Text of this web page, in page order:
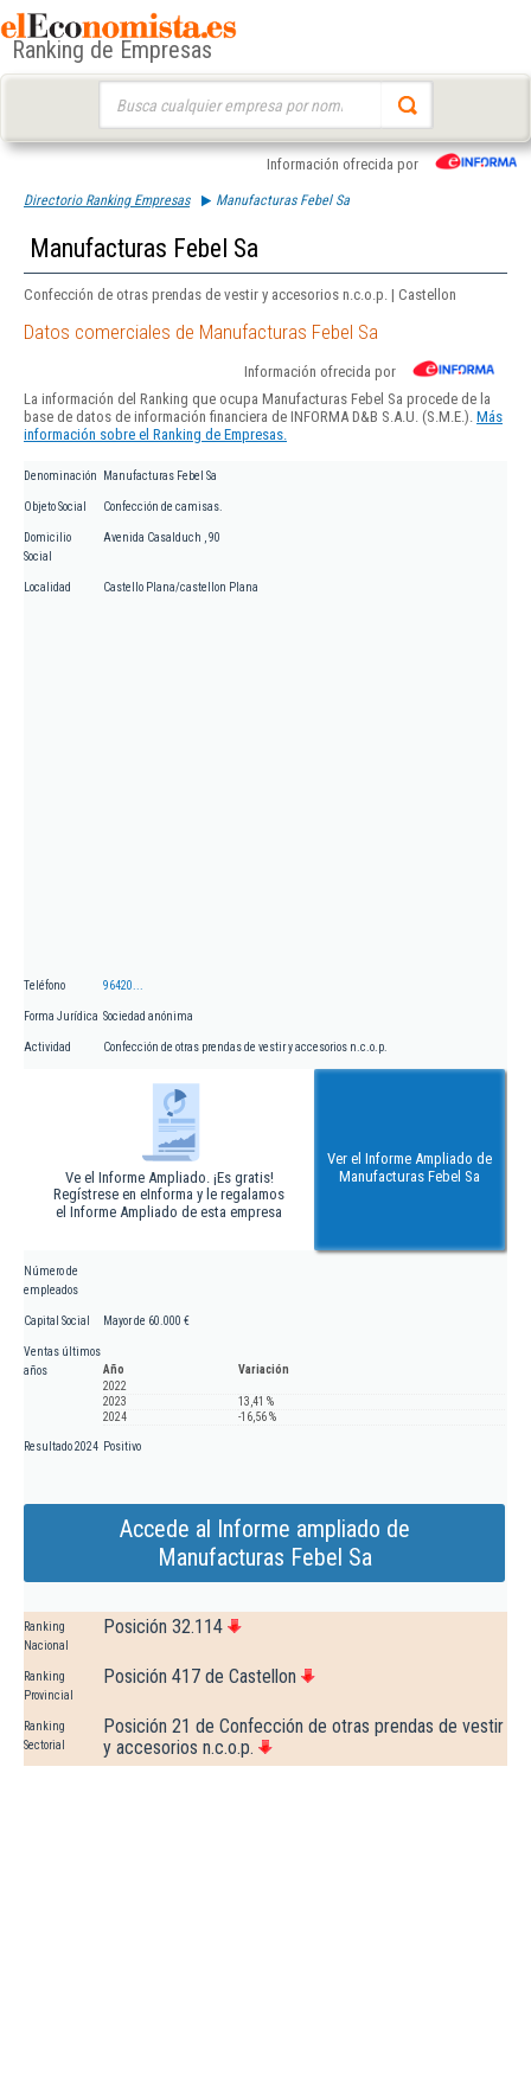
Ranking de Empresas
Información ofrecida por
Directorio Ranking Empresas Manufacturas Febel Sa
Manufacturas Febel Sa
Confección de otras prendas de vestir y accesorios n.c.o.p. | Castellon
Datos comerciales de Manufacturas Febel Sa
Información ofrecida por
La información del Ranking que ocupa Manufacturas Febel Sa procede de la
base de datos de información financiera de INFORMA D&B S.A.U. (S.M.E.). Más
información sobre el Ranking de Empresas.
Denominación Manufacturas Febel Sa
Objeto Social Confección de camisas.
Domicilio
Social
Avenida Casalduch , 90
Localidad Castello Plana/castellon Plana
Teléfono 96420...
Forma Jurídica Sociedad anónima
Actividad Confección de otras prendas de vestir y accesorios n.c.o.p.
Ve el Informe Ampliado. ¡Es gratis!
Regístrese en eInforma y le regalamos
el Informe Ampliado de esta empresa
Ver el Informe Ampliado de
Manufacturas Febel Sa
Número de
empleados
Capital Social Mayor de 60.000 €
Ventas últimos
años
Año
Variación
2022
2023
13,41 %
2024
-16,56 %
Resultado 2024 Positivo
Accede al Informe ampliado de
Manufacturas Febel Sa
Ranking
Nacional
Posición 32.114
Ranking
Provincial
Posición 417 de Castellon
Ranking
Sectorial
Posición 21 de Confección de otras prendas de vestir
y accesorios n.c.o.p.